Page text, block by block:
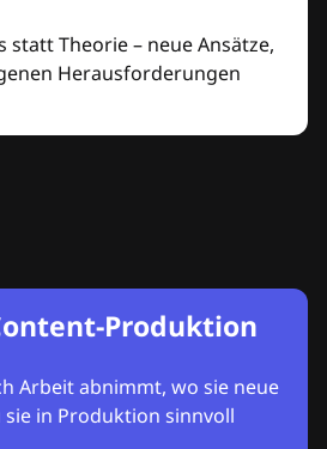
statt Theorie – neue Ansätze,
Herausforderungen
Produktion
Arbeit abnimmt, wo sie neue
in Produktion sinnvoll